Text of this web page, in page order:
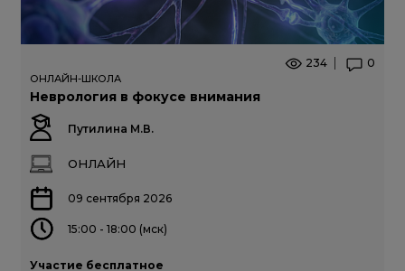
234 0
ОНЛАЙН-ШКОЛА
Неврология в фокусе внимания
Путилина М.В.
ОНЛАЙН
09 сентября 2026
15:00 - 18:00 (мск)
Участие бесплатное